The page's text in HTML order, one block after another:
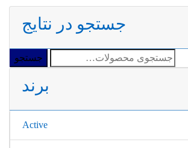
جستجو در نتایج
جستجو
برای:
جستجو
برند
Active